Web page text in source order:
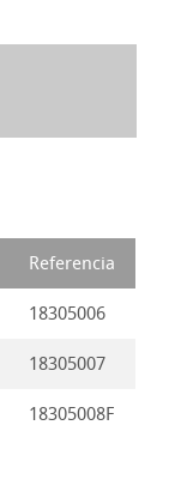
Referencia
18305006
18305007
18305008F